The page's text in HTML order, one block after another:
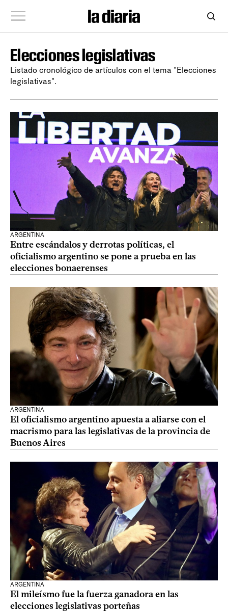
Elecciones legislativas
Listado cronológico de artículos con el tema "Elecciones
legislativas".
ARGENTINA
Entre escándalos y derrotas políticas, el
oficialismo argentino se pone a prueba en las
elecciones bonaerenses
ARGENTINA
El oficialismo argentino apuesta a aliarse con el
macrismo para las legislativas de la provincia de
Buenos Aires
ARGENTINA
El mileísmo fue la fuerza ganadora en las
elecciones legislativas porteñas